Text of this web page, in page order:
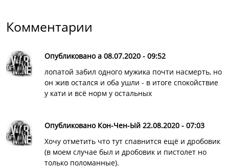
Комментарии
Опубликовано а 08.07.2020 - 09:52
лопатой забил одного мужика почти насмерть, но
он жив остался и оба ушли - в итоге спокойствие
у кати и всё норм у остальных
Опубликовано Кон-Чен-Ый 22.08.2020 - 07:03
Хочу отметить что тут спавнится ещё и дробовик
(в моем случае был и дробовик и пистолет но
только поломанные).